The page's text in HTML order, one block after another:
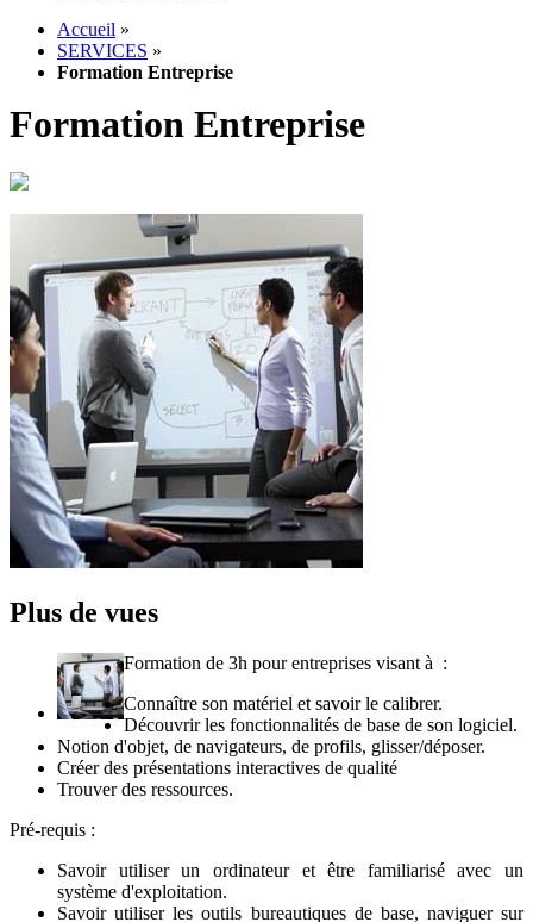
Accueil »
SERVICES »
Formation Entreprise
Formation Entreprise
Plus de vues
Formation de 3h pour entreprises visant à :
Connaître son matériel et savoir le calibrer.
Découvrir les fonctionnalités de base de son logiciel.
Notion d'objet, de navigateurs, de profils, glisser/déposer.
Créer des présentations interactives de qualité
Trouver des ressources.
Pré-requis :
Savoir utiliser un ordinateur et être familiarisé avec un
système d'exploitation.
Savoir utiliser les outils bureautiques de base, naviguer sur